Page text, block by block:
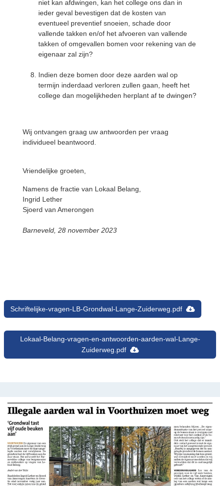
niet kan afdwingen, kan het college ons dan in
ieder geval bevestigen dat de kosten van
eventueel preventief snoeien, schade door
vallende takken en/of het afvoeren van vallende
takken of omgevallen bomen voor rekening van de
eigenaar zal zijn?
Indien deze bomen door deze aarden wal op
termijn inderdaad verloren zullen gaan, heeft het
college dan mogelijkheden herplant af te dwingen?
Wij ontvangen graag uw antwoorden per vraag
individueel beantwoord.
Vriendelijke groeten,
Namens de fractie van Lokaal Belang,
Ingrid Lether
Sjoerd van Amerongen
Barneveld, 28 november 2023
Schriftelijke-vragen-LB-Grondwal-Lange-Zuiderweg.pdf
Lokaal-Belang-vragen-en-antwoorden-aarden-wal-Lange-
Zuiderweg.pdf